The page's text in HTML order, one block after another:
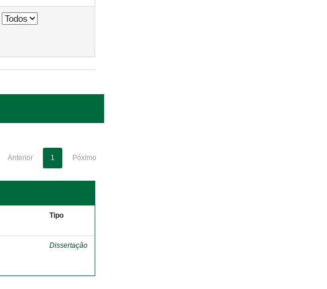
Anterior 1 Póximo
Tipo
Dissertação